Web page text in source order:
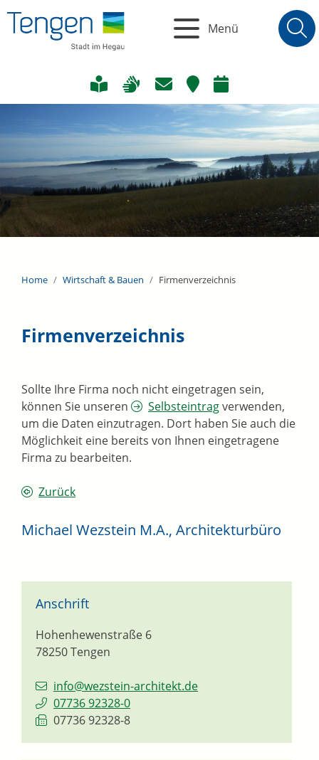
Menü
Home Wirtschaft & Bauen Firmenverzeichnis
Firmenverzeichnis
Sollte Ihre Firma noch nicht eingetragen sein,
können Sie unseren
Selbsteintragverwenden,
um die Daten einzutragen. Dort haben Sie auch die
Möglichkeit eine bereits von Ihnen eingetragene
Firma zu bearbeiten.
Zurück
Michael Wezstein M.A., Architekturbüro
Anschrift
Hohenhewenstraße 6
78250Tengen
info@wezstein-architekt.de
07736 92328-0
07736 92328-8